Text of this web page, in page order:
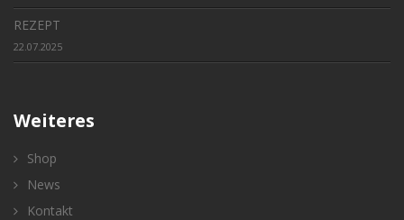
REZEPT
22.07.2025
Weiteres
Shop
News
Kontakt